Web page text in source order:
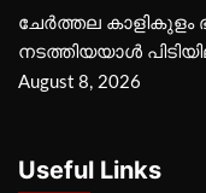
ചേർത്തല കാളികുളം
നടത്തിയയാൾ
August 8, 2026
Useful Links